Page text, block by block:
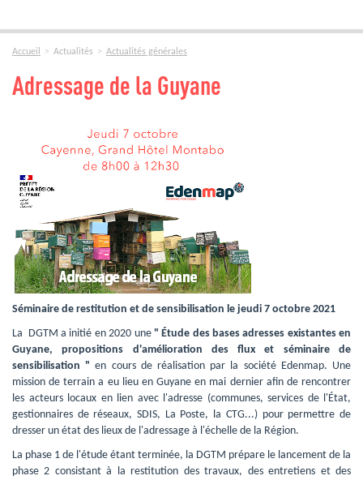
Accueil Actualités Actualités générales
Adressage de la Guyane
Séminaire de restitution et de sensibilisation le jeudi 7 octobre 2021
La DGTM a initié en 2020 une " Étude des bases adresses existantes en
Guyane, propositions d'amélioration des flux et séminaire de
sensibilisation " en cours de réalisation par la société Edenmap. Une
mission de terrain a eu lieu en Guyane en mai dernier afin de rencontrer
les acteurs locaux en lien avec l'adresse (communes, services de l'État,
gestionnaires de réseaux, SDIS, La Poste, la CTG...) pour permettre de
dresser un état des lieux de l'adressage à l'échelle de la Région.
La phase 1 de l'étude étant terminée, la DGTM prépare le lancement de la
phase 2 consistant à la restitution des travaux, des entretiens et des